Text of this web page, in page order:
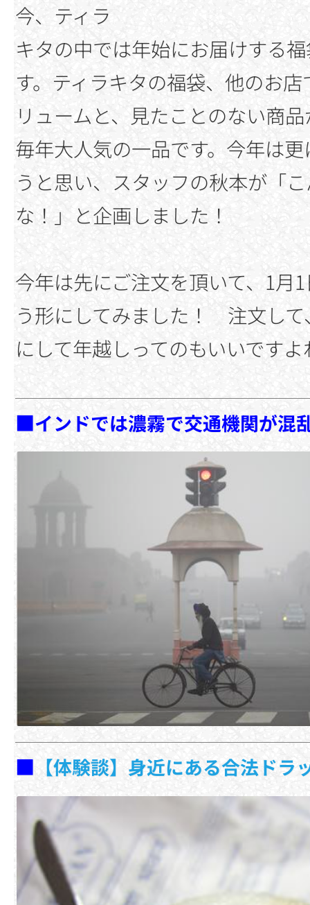
今、ティラ
キタの中では年始にお届けする
す。ティラキタの福袋、他のお
リュームと、見たことのない商
毎年大人気の一品です。今年は
うと思い、スタッフの秋本が「
な！」と企画しました！
今年は先にご注文を頂いて、1月
う形にしてみました！ 注文し
にして年越しってのもいいですよ
■インドでは濃霧で交通機関が混
■ 【体験談】身近にある合法ド